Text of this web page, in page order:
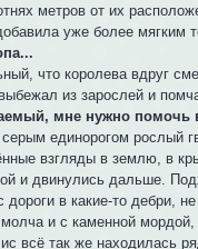
метров от их
уже более мягким
что королева вдруг
из зарослей и
мне нужно помочь
единорогом рослый
взгляды в землю, в
и двинулись дальше.
дороги в какие-то дебри,
и с каменной
всё так же находилась